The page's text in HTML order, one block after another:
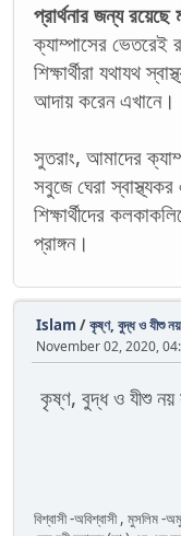
প্রার্থনার জন্য
ক্যাম্পাসের ভেতরেই
শিক্ষার্থীরা যথাযথ
আদায় করেন এখানে।
সুতরাং, আমাদের
সবুজে ঘেরা স্বাস্থ্যকর
শিক্ষার্থীদের
প্রাঙ্গন।
Islam /কৃষ্ণ, বুদ্ধ ও যীশু
November 02, 2020,
কৃষ্ণ, বুদ্ধ ও যীশু নয়
বিশ্বাসী -অবিশ্বাসী , মুসলিম